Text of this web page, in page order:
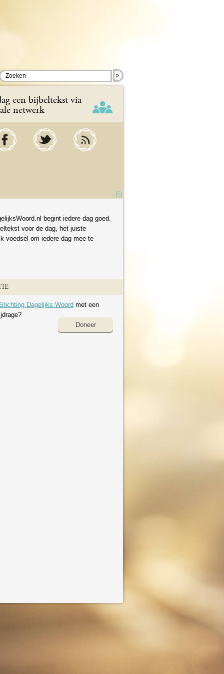
>
een bijbeltekst via
netwerk
begint iedere dag goed.
voor de dag, het juiste
voedsel om iedere dag mee te
Dagelijks Woord met een
Doneer